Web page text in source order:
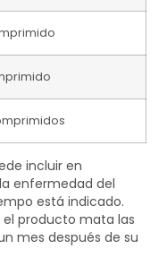
incluir en
enfermedad del
está indicado.
el producto mata las
mes después de su